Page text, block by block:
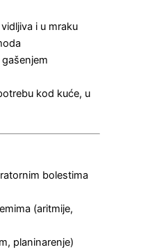
i u mraku
kod kuće, u
bolestima
(aritmije,
planinarenje)